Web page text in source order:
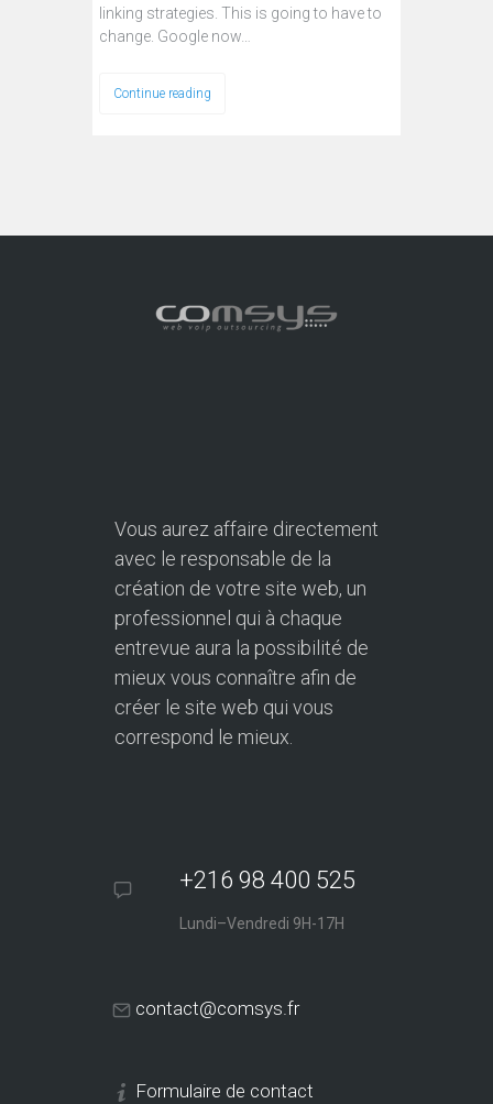
linking strategies. This is going to have to
change. Google now…
Continue reading
Vous aurez affaire directement
avec le responsable de la
création de votre site web, un
professionnel qui à chaque
entrevue aura la possibilité de
mieux vous connaître afin de
créer le site web qui vous
correspond le mieux.
+216 98 400 525
Lundi–Vendredi 9H-17H
contact@comsys.fr
Formulaire de contact